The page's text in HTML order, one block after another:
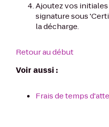
Ajoutez vos initiales
signature sous
la décharge.
Retour au début
Voir aussi :
Frais de temps